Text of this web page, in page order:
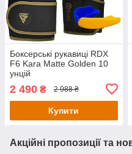
Боксерські рукавиці RDX
F6 Kara Matte Golden 10
унцій
2 490 ₴ 2 988 ₴
Купити
Акційні пропозиції та